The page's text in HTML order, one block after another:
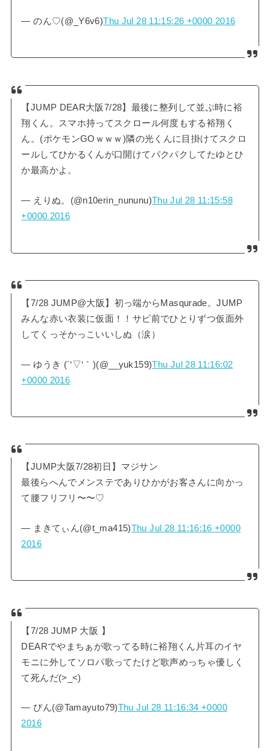
— のん♡(@_Y6v6)Thu Jul 28 11:15:26 +0000 2016
【JUMP DEAR大阪7/28】最後に整列して並ぶ時に裕
翔くん。スマホ持ってスクロール何度もする裕翔く
ん。(ポケモンGOｗｗｗ)隣の光くんに目掛けてスクロ
ールしてひかるくんが口開けてパクパクしてたゆとひ
か最高かよ。
— えりぬ。(@n10erin_nununu)Thu Jul 28 11:15:58
+0000 2016
【7/28 JUMP@大阪】初っ端からMasqurade。JUMP
みんな赤い衣装に仮面！！サビ前でひとりずつ仮面外
してくっそかっこいいしぬ（涙）
— ゆうき (´‘▽‘｀)(@__yuk159)Thu Jul 28 11:16:02
+0000 2016
【JUMP大阪7/28初日】マジサン
最後らへんでメンステでありひかがお客さんに向かっ
て腰フリフリ〜〜♡
— まきてぃん(@t_ma415)Thu Jul 28 11:16:16 +0000
2016
【7/28 JUMP 大阪 】
DEARでやまちぁが歌ってる時に裕翔くん片耳のイヤ
モニに外してソロパ歌ってたけど歌声めっちゃ優しく
て死んだ(>_<)
— ぴん(@Tamayuto79)Thu Jul 28 11:16:34 +0000
2016